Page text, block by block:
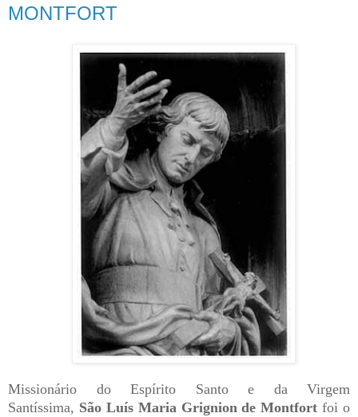
MONTFORT
Missionário do Espírito Santo e da Virgem
Santíssima, São Luís Maria Grignion de Montfort foi o